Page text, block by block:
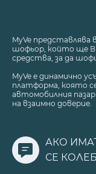
MyVe представлява
шофьор, който ще
средства, за да
MyVe е динамично
платформа, която
автомобилния
на взаимно доверие.
АКО
СЕ